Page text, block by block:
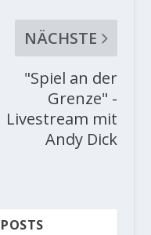
NÄCHSTE
"Spiel an der
Grenze" -
Livestream mit
Andy Dick